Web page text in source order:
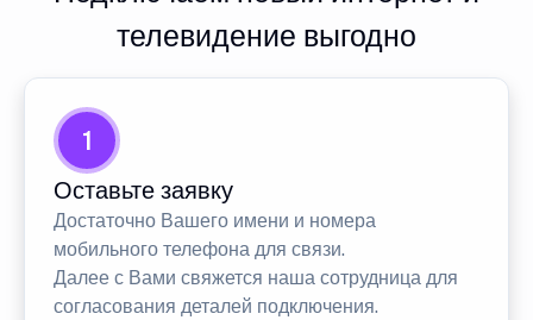
телевидение выгодно
1
Оставьте заявку
Достаточно Вашего имени и номера
мобильного телефона для связи.
Далее с Вами свяжется наша сотрудница для
согласования деталей подключения.